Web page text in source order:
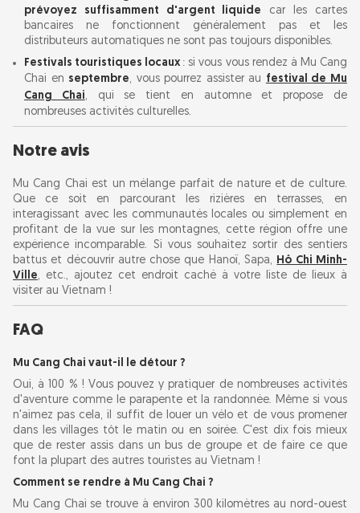
prévoyez suffisamment d'argent liquide car les cartes
bancaires ne fonctionnent généralement pas et les
distributeurs automatiques ne sont pas toujours disponibles.
Festivals touristiques locaux : si vous vous rendez à Mu Cang
Chai en septembre, vous pourrez assister au festival de Mu
Cang Chai, qui se tient en automne et propose de
nombreuses activités culturelles.
Notre avis
Mu Cang Chai est un mélange parfait de nature et de culture.
Que ce soit en parcourant les rizières en terrasses, en
interagissant avec les communautés locales ou simplement en
profitant de la vue sur les montagnes, cette région offre une
expérience incomparable. Si vous souhaitez sortir des sentiers
battus et découvrir autre chose que Hanoï, Sapa, Hô Chi Minh-
Ville, etc., ajoutez cet endroit caché à votre liste de lieux à
visiter au Vietnam !
FAQ
Mu Cang Chai vaut-il le détour ?
Oui, à 100 % ! Vous pouvez y pratiquer de nombreuses activités
d'aventure comme le parapente et la randonnée. Même si vous
n'aimez pas cela, il suffit de louer un vélo et de vous promener
dans les villages tôt le matin ou en soirée. C'est dix fois mieux
que de rester assis dans un bus de groupe et de faire ce que
font la plupart des autres touristes au Vietnam !
Comment se rendre à Mu Cang Chai ?
Mu Cang Chai se trouve à environ 300 kilomètres au nord-ouest